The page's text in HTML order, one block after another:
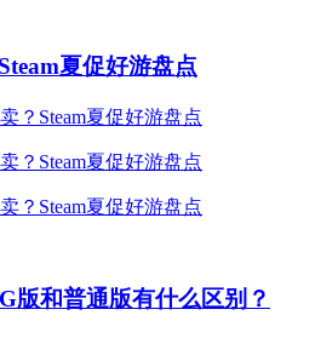
夏促好游盘点
版和普通版有什么区别？